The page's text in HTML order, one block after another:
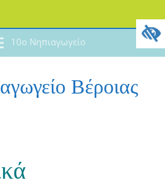
10ο Νηπιαγωγείο
Βέροιας